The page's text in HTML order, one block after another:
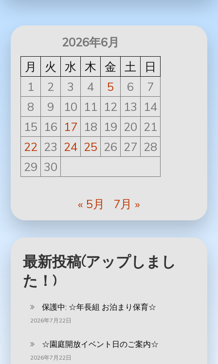
2026年6月
月
火 水 木 金 土
日
1
2 3 4 5 6
7
8
9 10 11 12 13 14
15 16 17 18 19 20 21
22 23 24 25 26 27 28
29 30
« 5月 7月 »
最新投稿(アップしまし
た！)
保護中: ‪☆年長組 お泊まり保育☆
2026年7月22日
☆園庭開放イベント日のご案内☆
2026年7月22日